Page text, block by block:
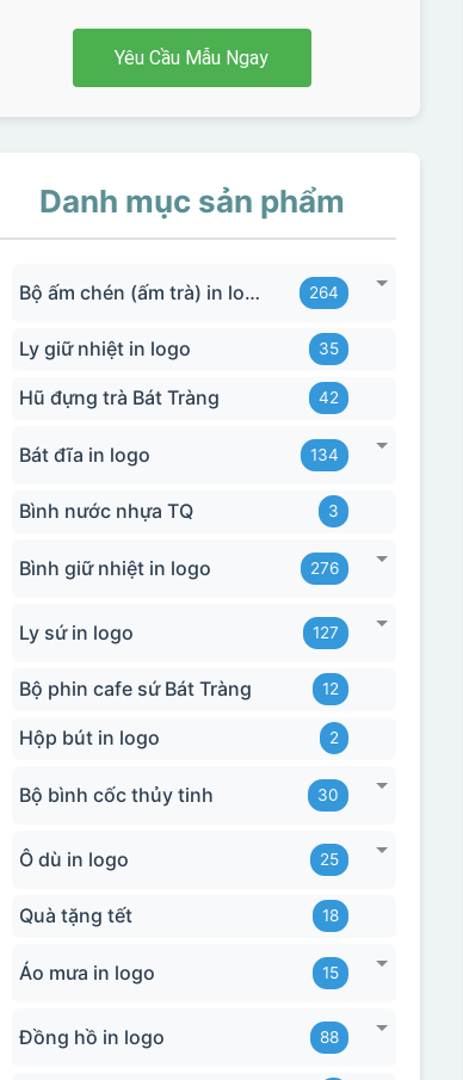
Yêu Cầu Mẫu Ngay
Danh mục sản phẩm
Bộ ấm chén (ấm trà) in logo 264
Ly giữ nhiệt in logo 35
Hũ đựng trà Bát Tràng 42
Bát đĩa in logo 134
Bình nước nhựa TQ 3
Bình giữ nhiệt in logo 276
Ly sứ in logo 127
Bộ phin cafe sứ Bát Tràng 12
Hộp bút in logo 2
Bộ bình cốc thủy tinh 30
Ô dù in logo 25
Quà tặng tết 18
Áo mưa in logo 15
Đồng hồ in logo 88